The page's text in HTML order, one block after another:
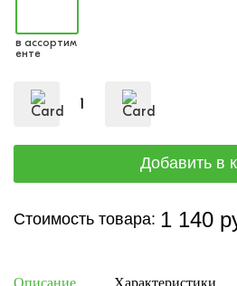
в ассортим
енте
Стоимость товара: 1 140
Описание Характеристики